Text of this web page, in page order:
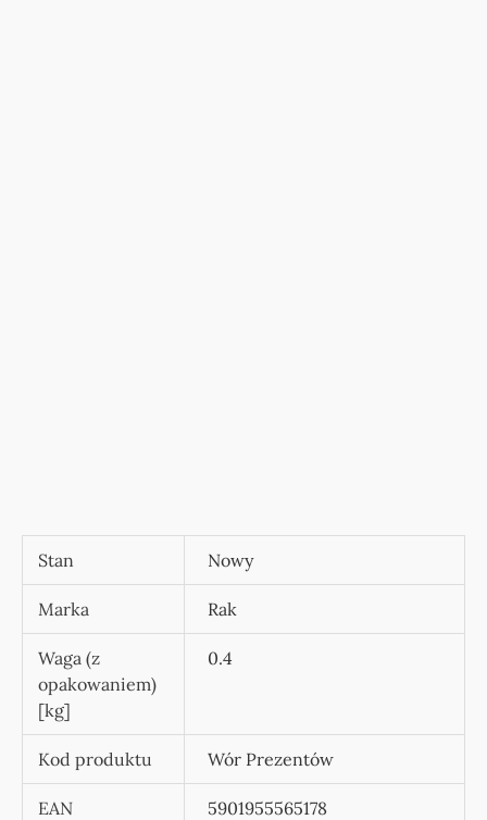
Stan Nowy
Marka Rak
Waga (z
opakowaniem)
[kg]
0.4
Kod produktu Wór Prezentów
EAN 5901955565178